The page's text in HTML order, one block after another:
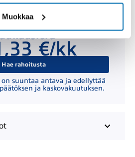
Muokkaa
€/kk
Hae rahoitusta
on suuntaa antava ja edellyttää
ja kaskovakuutuksen.